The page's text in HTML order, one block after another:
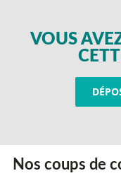
VOUS
Nos coups de